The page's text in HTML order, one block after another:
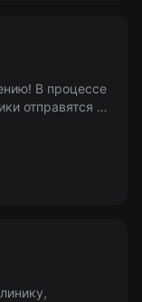
В процессе
отправятся в
за участие в